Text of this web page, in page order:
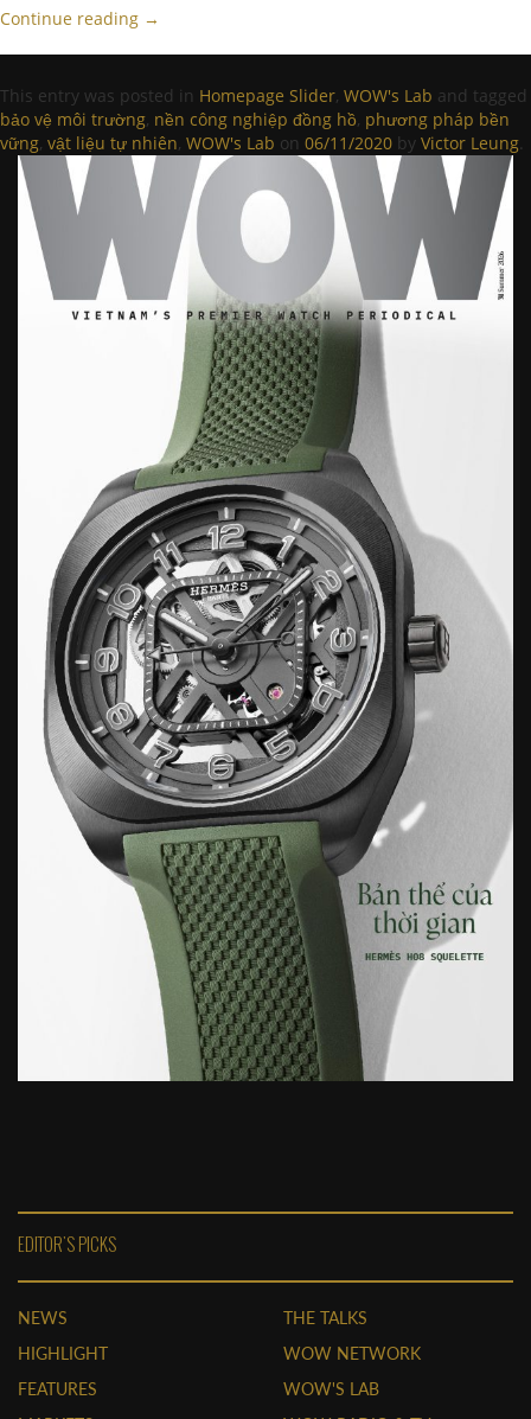
Continue reading →
This entry was posted in Homepage Slider, WOW's Lab and tagged
bảo vệ môi trường, nền công nghiệp đồng hồ, phương pháp bền
vững, vật liệu tự nhiên, WOW's Lab on 06/11/2020 by Victor Leung.
EDITOR'S PICKS
NEWS
HIGHLIGHT
FEATURES
THE TALKS
WOW NETWORK
WOW'S LAB